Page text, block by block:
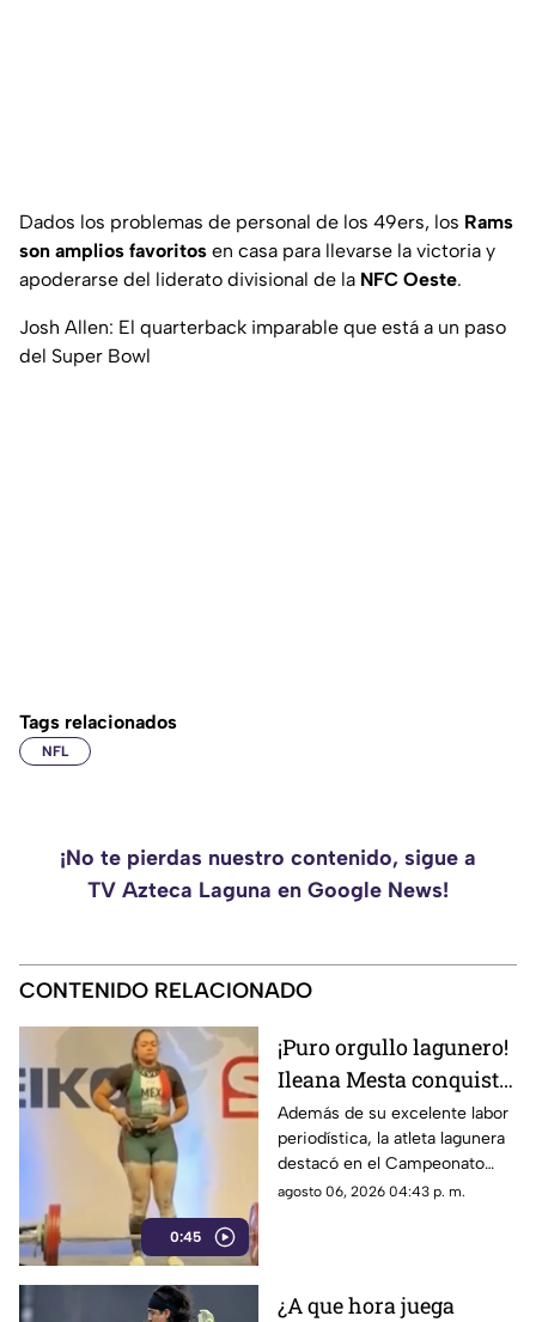
Dados los problemas de personal de los 49ers, los Rams
son amplios favoritos en casa para llevarse la victoria y
apoderarse del liderato divisional de la NFC Oeste.
Josh Allen: El quarterback imparable que está a un paso
del Super Bowl
Tags relacionados
NFL
¡No te pierdas nuestro contenido, sigue a
TV Azteca Laguna en Google News!
CONTENIDO RELACIONADO
0:45
¡Puro orgullo lagunero!
Ileana Mesta conquista
cuatro medallas de
Powerlifting en Canadá
Además de su excelente labor
periodística, la atleta lagunera
destacó en el Campeonato
Regional de Norteamérica al
agosto 06, 2026 04:43 p. m.
¿A que hora juega